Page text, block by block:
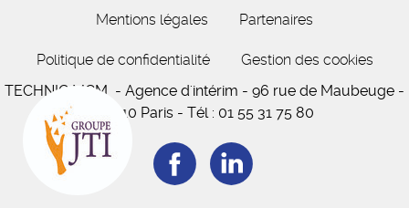
Mentions légales Partenaires
Politique de confidentialité
Gestion des cookies
TECHNIC MCM - Agence d'intérim - 96 rue de Maubeuge -
75010 Paris - Tél : 01 55 31 75 80